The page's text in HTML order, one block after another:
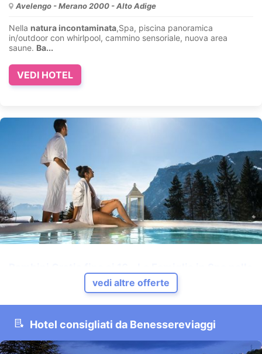
Avelengo - Merano 2000 - Alto Adige
Nella natura incontaminata,Spa, piscina panoramica
in/outdoor con whirlpool, cammino sensoriale, nuova area
saune. Ba...
VEDI HOTEL
Fai della Paganella - Dolomiti - Trentino
spa con 5vasche riscaldateoltre i 30°C, 1200 mq di area
vedi altre offerte
Hotel consigliati da Benessereviaggi